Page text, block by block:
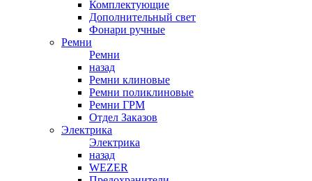
Комплектующие
Дополнительный свет
Фонари ручные
Ремни
Ремни
назад
Ремни клиновые
Ремни поликлиновые
Ремни ГРМ
Отдел Заказов
Электрика
Электрика
назад
WEZER